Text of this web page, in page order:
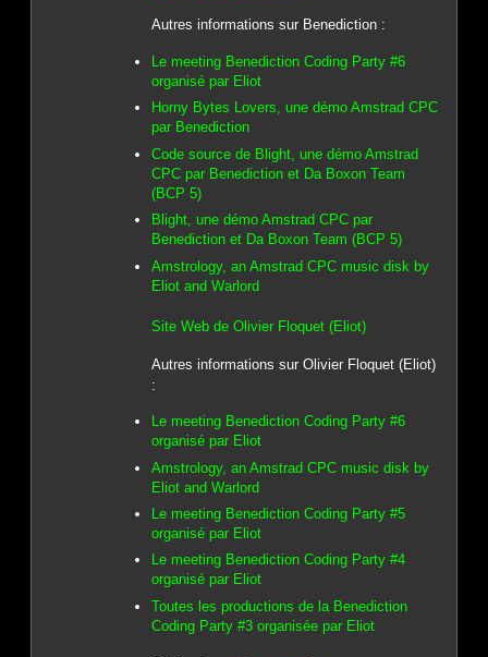
Autres informations sur Benediction :
Le meeting Benediction Coding Party #6
organisé par Eliot
Horny Bytes Lovers, une démo Amstrad CPC
par Benediction
Code source de Blight, une démo Amstrad
CPC par Benediction et Da Boxon Team
(BCP 5)
Blight, une démo Amstrad CPC par
Benediction et Da Boxon Team (BCP 5)
Amstrology, an Amstrad CPC music disk by
Eliot and Warlord
Site Web de Olivier Floquet (Eliot)
Autres informations sur Olivier Floquet (Eliot)
:
Le meeting Benediction Coding Party #6
organisé par Eliot
Amstrology, an Amstrad CPC music disk by
Eliot and Warlord
Le meeting Benediction Coding Party #5
organisé par Eliot
Le meeting Benediction Coding Party #4
organisé par Eliot
Toutes les productions de la Benediction
Coding Party #3 organisée par Eliot